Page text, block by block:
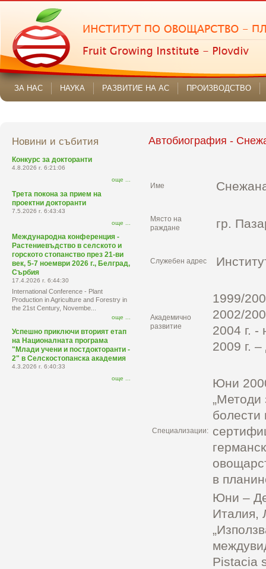
ЗА НАС НАУКА РАЗВИТИЕ НА АС ПРОИЗВОДСТВО
Новини и събития
Конкурс за докторанти
4.8.2026 г. 6:21:06
още ...
Трета покона за прием на
проектни докторанти
7.5.2026 г. 6:43:43
още ...
Международна конференция -
Растениевъдство в селското и
горското стопанство през 21-ви
век, 5-7 ноември 2026 г., Белград,
Сърбия
17.4.2026 г. 6:44:30
International Conference - Plant
Production in Agriculture and Forestry in
the 21st Century, Novembe...
още ...
Успешно приключи вторият етап
на Националната програма
"Млади учени и постдокторанти -
2" в Селскостопанска академия
4.3.2026 г. 6:40:33
още ...
Автобиография -
Име
Място на
раждане
гр.
Служебен адрес
Академично
развитие
1999/
2002/
2004 г. -
2009 г.
Специализации:
Юни
„Методи
болести
в
Юни –
Италия,
Pistacia